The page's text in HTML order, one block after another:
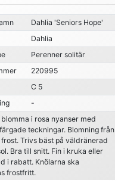
Dahlia 'Seniors Hope'
Dahlia
Perenner solitär
220995
C 5
-
i rosa nyanser med
teckningar. Blomning från
Trivs bäst på väldränerad
Bra till snitt. Fin i kruka eller
i rabatt. Knölarna ska
frostfritt.